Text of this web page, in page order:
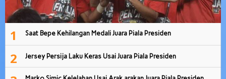
1 Saat Bepe Kehilangan Medali Juara Piala Presiden
2 Jersey Persija Laku Keras Usai Juara Piala Presiden